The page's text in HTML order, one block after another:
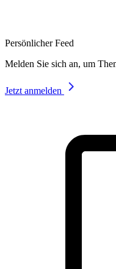
Persönlicher Feed
Melden Sie sich an, um
Jetzt anmelden